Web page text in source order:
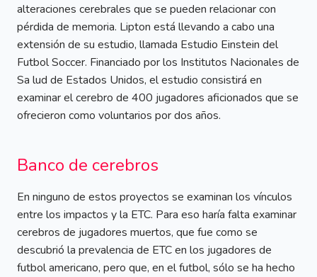
alteraciones cerebrales que se pueden relacionar con
pérdida de memoria. Lipton está llevando a cabo una
extensión de su estudio, llamada Estudio Einstein del
Futbol Soccer. Financiado por los Institutos Nacionales de
Sa lud de Estados Unidos, el estudio consistirá en
examinar el cerebro de 400 jugadores aficionados que se
ofrecieron como voluntarios por dos años.
Banco de cerebros
En ninguno de estos proyectos se examinan los vínculos
entre los impactos y la ETC. Para eso haría falta examinar
cerebros de jugadores muertos, que fue como se
descubrió la prevalencia de ETC en los jugadores de
futbol americano, pero que, en el futbol, sólo se ha hecho